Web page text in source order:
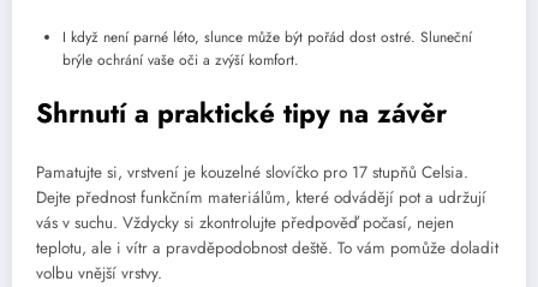
I když není parné léto, slunce může být pořád dost ostré. Sluneční
brýle ochrání vaše oči a zvýší komfort.
Shrnutí a praktické tipy na závěr
Pamatujte si, vrstvení je kouzelné slovíčko pro 17 stupňů Celsia.
Dejte přednost funkčním materiálům, které odvádějí pot a udržují
vás v suchu. Vždycky si zkontrolujte předpověď počasí, nejen
teplotu, ale i vítr a pravděpodobnost deště. To vám pomůže doladit
volbu vnější vrstvy.